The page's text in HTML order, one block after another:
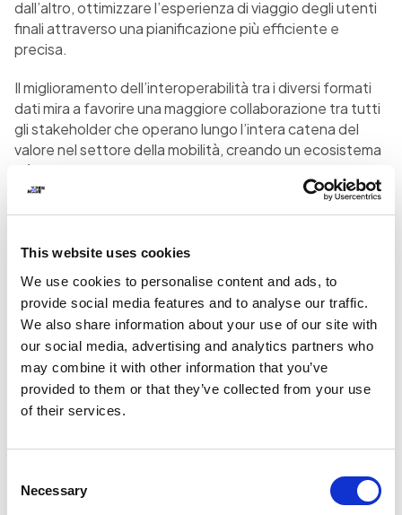
This website uses cookies
We use cookies to personalise content and ads, to
provide social media features and to analyse our traffic.
We also share information about your use of our site with
our social media, advertising and analytics partners who
may combine it with other information that you’ve
provided to them or that they’ve collected from your use
of their services.
Selection
Necessary
dall’altro, ottimizzare l’esperienza di viaggio degli utenti
finali attraverso una pianificazione più efficiente e
precisa.
Il miglioramento dell’interoperabilità tra i diversi formati
dati mira a favorire una maggiore collaborazione tra tutti
gli stakeholder che operano lungo l’intera catena del
valore nel settore della mobilità, creando un ecosistema
più integrato e accessibile.
L’ottimizzazione del motore di routing tramite
migliorare il processo di calcolo del percorso, rendendo il
trasporto pubblico un’alternativa competitiva rispetto
all’uso dell’auto privata.
ANALISI TECNICA
PRELIMINARE
Le prime 12 settimane di progetto sono state dedicate a